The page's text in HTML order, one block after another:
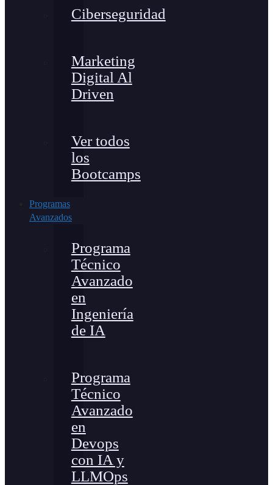
Ciberseguridad
Marketing
Digital Al
Driven
Ver todos
los
Bootcamps
Programas
Avanzados
Programa
Técnico
Avanzado
en
Ingeniería
de IA
Programa
Técnico
Avanzado
en
Devops
con IA y
LLMOps